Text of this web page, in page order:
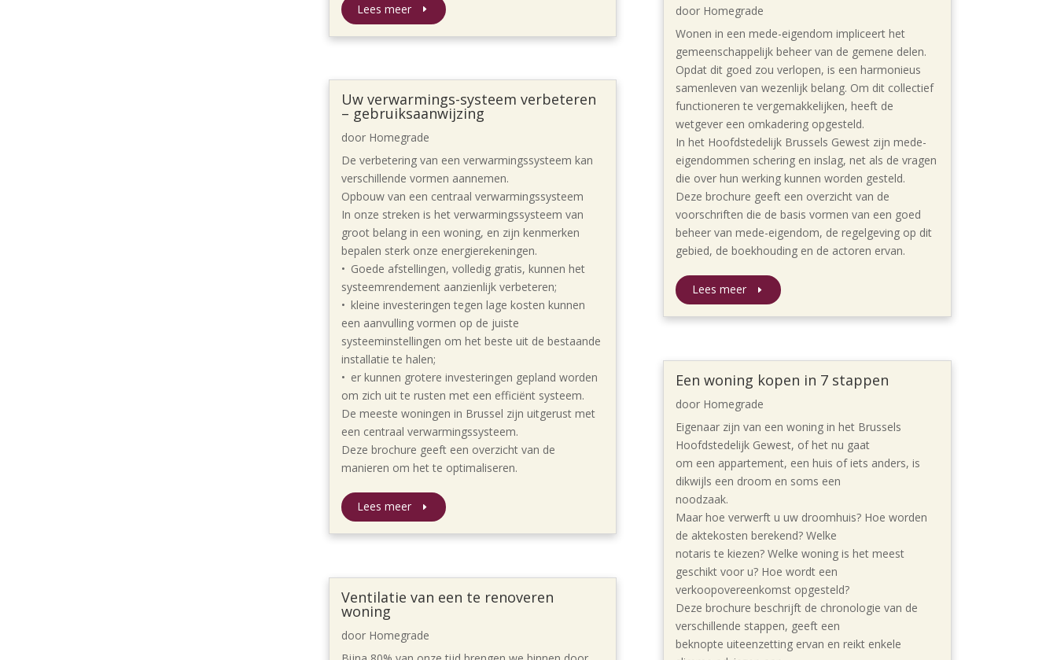
Lees meer
Uw verwarmings-systeem verbeteren
– gebruiksaanwijzing
door Homegrade
De verbetering van een verwarmingssysteem kan
verschillende vormen aannemen.
Opbouw van een centraal verwarmingssysteem
In onze streken is het verwarmingssysteem van
groot belang in een woning, en zijn kenmerken
bepalen sterk onze energierekeningen.
• Goede afstellingen, volledig gratis, kunnen het
systeemrendement aanzienlijk verbeteren;
• kleine investeringen tegen lage kosten kunnen
een aanvulling vormen op de juiste
systeeminstellingen om het beste uit de bestaande
installatie te halen;
• er kunnen grotere investeringen gepland worden
om zich uit te rusten met een efficiënt systeem.
De meeste woningen in Brussel zijn uitgerust met
een centraal verwarmingssysteem.
Deze brochure geeft een overzicht van de
manieren om het te optimaliseren.
Lees meer
Ventilatie van een te renoveren
woning
door Homegrade
door Homegrade
Wonen in een mede-eigendom impliceert het
gemeenschappelijk beheer van de gemene delen.
Opdat dit goed zou verlopen, is een harmonieus
samenleven van wezenlijk belang. Om dit collectief
functioneren te vergemakkelijken, heeft de
wetgever een omkadering opgesteld.
In het Hoofdstedelijk Brussels Gewest zijn mede-
eigendommen schering en inslag, net als de vragen
die over hun werking kunnen worden gesteld.
Deze brochure geeft een overzicht van de
voorschriften die de basis vormen van een goed
beheer van mede-eigendom, de regelgeving op dit
gebied, de boekhouding en de actoren ervan.
Lees meer
Een woning kopen in 7 stappen
door Homegrade
Eigenaar zijn van een woning in het Brussels
Hoofdstedelijk Gewest, of het nu gaat
om een appartement, een huis of iets anders, is
dikwijls een droom en soms een
noodzaak.
Maar hoe verwerft u uw droomhuis? Hoe worden
de aktekosten berekend? Welke
notaris te kiezen? Welke woning is het meest
geschikt voor u? Hoe wordt een
verkoopovereenkomst opgesteld?
Deze brochure beschrijft de chronologie van de
verschillende stappen, geeft een
beknopte uiteenzetting ervan en reikt enkele